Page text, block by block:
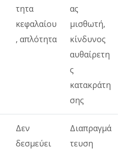
τητα
κεφαλαίου
, απλότητα
ας
μισθωτή,
κίνδυνος
αυθαίρετη
ς
κατακράτη
σης
Δεν
δεσμεύει
Διαπραγμά
τευση